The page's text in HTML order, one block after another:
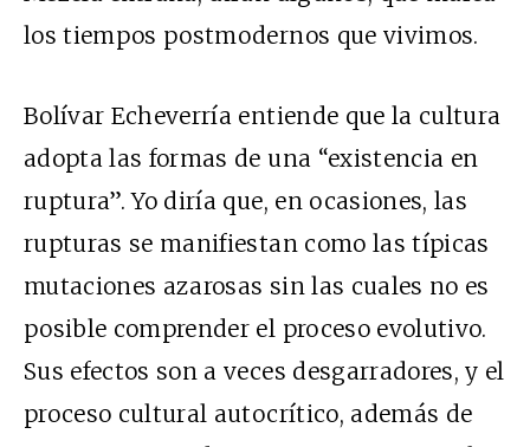
los tiempos postmodernos que vivimos.
Bolívar Echeverría entiende que la cultura
adopta las formas de una “existencia en
ruptura”. Yo diría que, en ocasiones, las
rupturas se manifiestan como las típicas
mutaciones azarosas sin las cuales no es
posible comprender el proceso evolutivo.
Sus efectos son a veces desgarradores, y el
proceso cultural autocrítico, además de